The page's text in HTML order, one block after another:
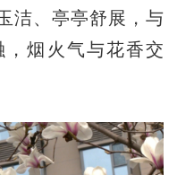
洁、亭亭舒展，与
烟火气与花香交